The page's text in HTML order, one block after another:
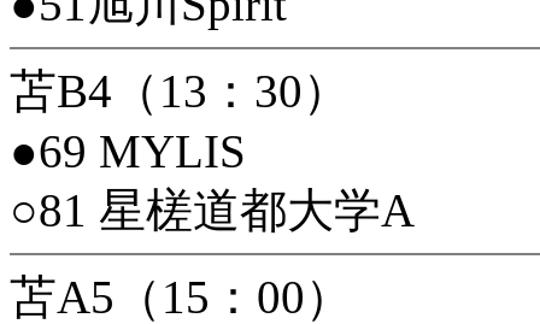
苫B4（13：30）
●69 MYLIS
○81 星槎道都大学A
苫A5（15：00）